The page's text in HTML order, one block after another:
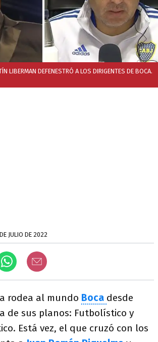
LIBERMAN DEFENESTRÓ A LOS DIRIGENTES DE BOCA.
JULIO DE 2022
rodea al mundo Boca desde
de sus planos: Futbolístico y
Está vez, el que cruzó con los